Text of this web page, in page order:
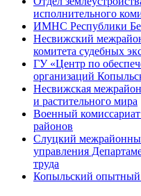
исполнительного
ИМНС Республики
Несвижский
комитета судебных
ГУ «Центр по
организаций
Несвижская
и растительного мира
Военный
районов
Слуцкий
управления
труда
Копыльский опытный